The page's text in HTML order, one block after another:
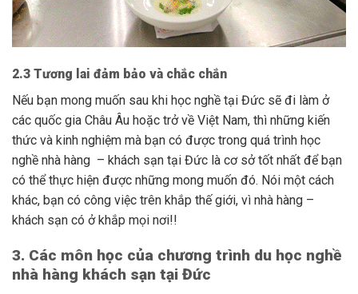
2.3 Tương lai đảm bảo và chắc chắn
Nếu bạn mong muốn sau khi học nghề tại Đức sẽ đi làm ở
các quốc gia Châu Âu hoặc trở về Việt Nam, thì những kiến
thức và kinh nghiệm mà bạn có được trong quá trình học
nghề nhà hàng – khách sạn tại Đức là cơ sở tốt nhất để bạn
có thể thực hiện được những mong muốn đó. Nói một cách
khác, bạn có công việc trên khắp thế giới, vì nhà hàng –
khách sạn có ở khắp mọi nơi!!
3. Các môn học của chương trình du học nghề
nhà hàng khách sạn tại Đức